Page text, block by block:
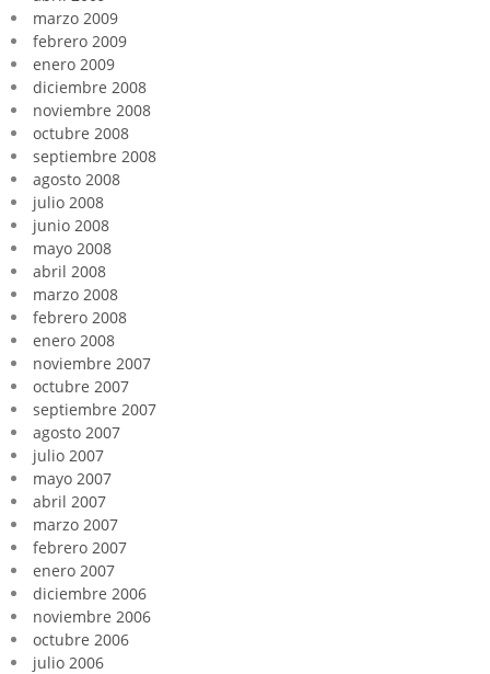
marzo 2009
febrero 2009
enero 2009
diciembre 2008
noviembre 2008
octubre 2008
septiembre 2008
agosto 2008
julio 2008
junio 2008
mayo 2008
abril 2008
marzo 2008
febrero 2008
enero 2008
noviembre 2007
octubre 2007
septiembre 2007
agosto 2007
julio 2007
mayo 2007
abril 2007
marzo 2007
febrero 2007
enero 2007
diciembre 2006
noviembre 2006
octubre 2006
julio 2006